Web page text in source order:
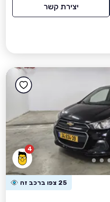
יצירת קשר
4
25 צפו ברכב זה